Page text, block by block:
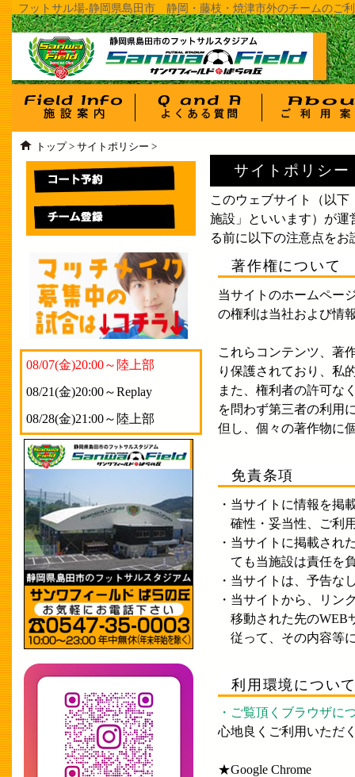
フットサル場-静岡県島田市 静岡・藤枝・焼津市外のチームのご
トップ > サイトポリシー >
サイトポリシー
このウェブサイト（以
施設」といいます）が運
る前に以下の注意点を
著作権について
当サイトのホームペー
の権利は当社および情
これらコンテンツ、著
り保護されており、私
また、権利者の許可な
を問わず第三者の利用
但し、個々の著作物に
免責条項
・当サイトに情報を掲
確性・妥当性、ご利
・当サイトに掲載され
ても当施設は責任を
・当サイトは、予告な
・当サイトから、リン
移動された先のWEB
従って、その内容等
利用環境につい
・ご覧頂くブラウザに
心地良くご利用いただ
★Google Chrome
08/07(金)20:00～陸上部
08/21(金)20:00～Replay
08/28(金)21:00～陸上部